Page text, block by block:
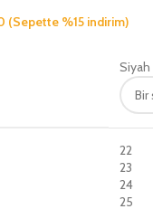
(Sepette %15 indirim)
Siyah
22
23
24
25